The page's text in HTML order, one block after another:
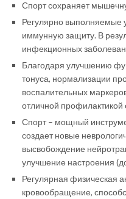
Спорт сохраняет
Регулярно выполняемые
иммунную защиту. В
инфекционных
Благодаря улучшению
тонуса, нормализации
воспалительных
отличной профилактикой
Спорт – мощный
создает новые
высвобождение
улучшение настроения
Регулярная физическая
кровообращение,